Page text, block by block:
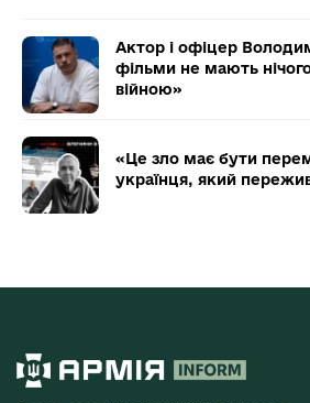
Актор і офіцер
фільми не мають нічого
війною»
«Це зло має бути
українця, який